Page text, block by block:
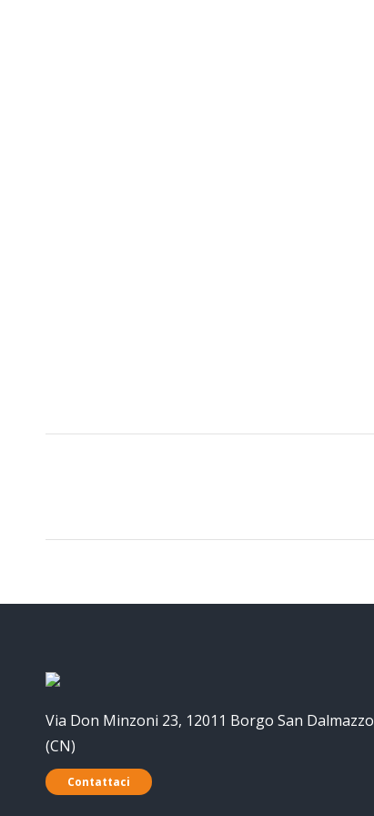
Via Don Minzoni 23, 12011 Borgo San Dalmazzo
(CN)
Contattaci